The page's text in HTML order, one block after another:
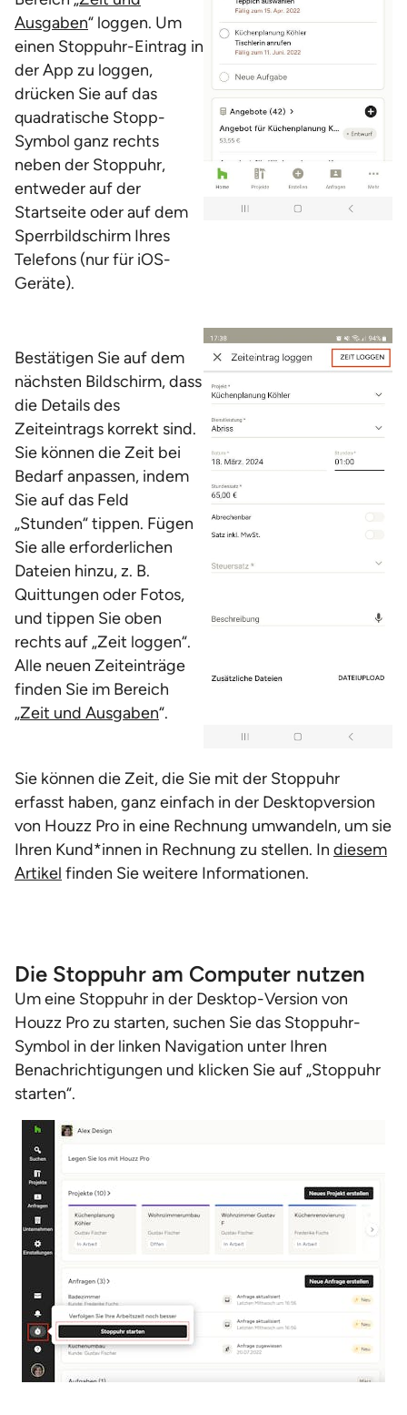
Ausgaben“ loggen. Um
einen Stoppuhr-Eintrag in
der App zu loggen,
drücken Sie auf das
quadratische Stopp-
Symbol ganz rechts
neben der Stoppuhr,
entweder auf der
Startseite oder auf dem
Sperrbildschirm Ihres
Telefons (nur für iOS-
Geräte).
Bestätigen Sie auf dem
nächsten Bildschirm, dass
die Details des
Zeiteintrags korrekt sind.
Sie können die Zeit bei
Bedarf anpassen, indem
Sie auf das Feld
„Stunden“ tippen. Fügen
Sie alle erforderlichen
Dateien hinzu, z. B.
Quittungen oder Fotos,
und tippen Sie oben
rechts auf „Zeit loggen“.
Alle neuen Zeiteinträge
finden Sie im Bereich
„Zeit und Ausgaben“.
Sie können die Zeit, die Sie mit der Stoppuhr
erfasst haben, ganz einfach in der Desktopversion
von Houzz Pro in eine Rechnung umwandeln, um sie
Ihren Kund*innen in Rechnung zu stellen. In diesem
Artikel finden Sie weitere Informationen.
Die Stoppuhr am Computer nutzen
Um eine Stoppuhr in der Desktop-Version von
Houzz Pro zu starten, suchen Sie das Stoppuhr-
Symbol in der linken Navigation unter Ihren
Benachrichtigungen und klicken Sie auf „Stoppuhr
starten“.